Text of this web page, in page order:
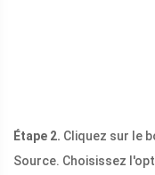
Étape 2. Cliquez sur le
Source. Choisissez